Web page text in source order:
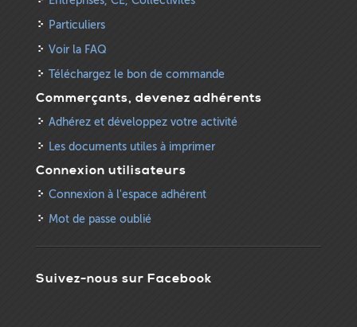
Particuliers
Voir la FAQ
Téléchargez le bon de commande
Commerçants, devenez adhérents
Adhérez et développez votre activité
Les documents utiles à imprimer
Connexion utilisateurs
Connexion à l'espace adhérent
Mot de passe oublié
Suivez-nous sur Facebook